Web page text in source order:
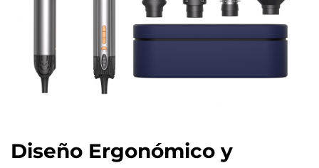
Diseño Ergonómico y